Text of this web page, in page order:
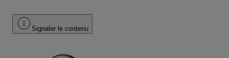
Signaler le contenu